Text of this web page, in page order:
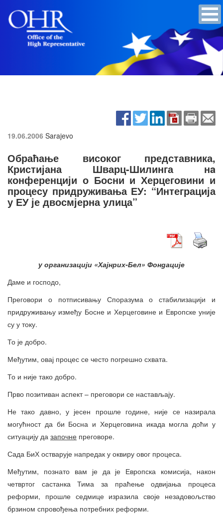
19.06.2006 Sarajevo
Обраћање високог представника,
Кристијана Шварц-Шилинга нa
конференцији о Босни и Херцеговини и
процесу придруживања ЕУ: “Интеграција
у ЕУ је двосмјерна улица”
у организацији «Хајнрих-Бел» Фондације
Даме и господо,
Преговори о потписивању Споразума о стабилизацији и
придруживању између Босне и Херцеговине и Европске уније
су у току.
То је добро.
Међутим, овај процес се често погрешно схвата.
То и није тако добро.
Прво позитиван аспект – преговори се настављају.
Не тако давно, у јесен прошле године, није се назирала
могућност да би Босна и Херцеговина икада могла доћи у
ситуацију да започне преговоре.
Сада БиХ остварује напредак у оквиру овог процеса.
Међутим, познато вам је да је Европска комисија, након
четвртог састанка Тима за праћење одвијања процеса
реформи, прошле седмице изразила своје незадовољство
брзином спровођења потребних реформи.